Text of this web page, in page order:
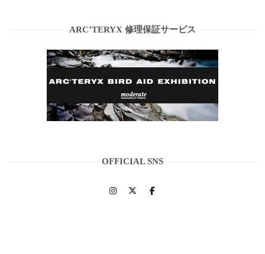
ARC’TERYX 修理保証サービス
OFFICIAL SNS